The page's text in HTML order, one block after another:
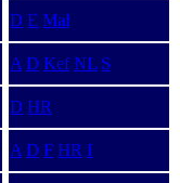
D E Mal
A D Kef NL S
D HR
A D F HR I